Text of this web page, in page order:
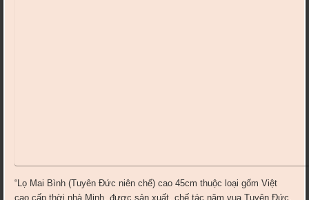
“Lọ Mai Bình (Tuyên Đức niên chế) cao 45cm thuộc loại gốm Việt
cao cấp thời nhà Minh, được sản xuất, chế tác năm vua Tuyên Đức,